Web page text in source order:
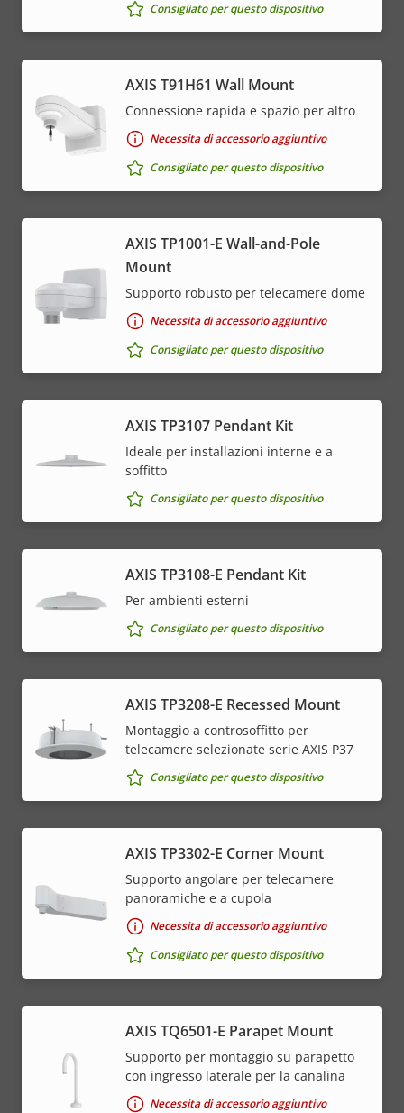
Consigliato per questo dispositivo
AXIS T91H61 Wall Mount
Connessione rapida e spazio per altro
Necessita di accessorio aggiuntivo
Consigliato per questo dispositivo
AXIS TP1001-E Wall-and-Pole
Mount
Supporto robusto per telecamere dome
Necessita di accessorio aggiuntivo
Consigliato per questo dispositivo
AXIS TP3107 Pendant Kit
Ideale per installazioni interne e a
soffitto
Consigliato per questo dispositivo
AXIS TP3108-E Pendant Kit
Per ambienti esterni
Consigliato per questo dispositivo
AXIS TP3208-E Recessed Mount
Montaggio a controsoffitto per
telecamere selezionate serie AXIS P37
Consigliato per questo dispositivo
AXIS TP3302-E Corner Mount
Supporto angolare per telecamere
panoramiche e a cupola
Necessita di accessorio aggiuntivo
Consigliato per questo dispositivo
AXIS TQ6501-E Parapet Mount
Supporto per montaggio su parapetto
con ingresso laterale per la canalina
Necessita di accessorio aggiuntivo